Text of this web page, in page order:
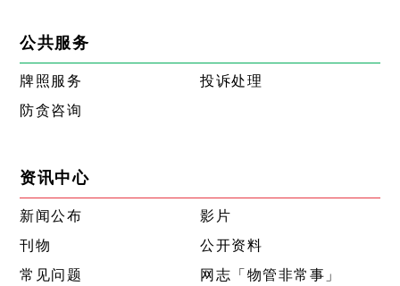
公共服务
牌照服务
投诉处理
防贪咨询
资讯中心
新闻公布
影片
刊物
公开资料
常见问题
网志「物管非常事」